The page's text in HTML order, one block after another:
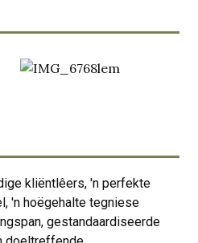
kliëntlêers, 'n perfekte
'n hoëgehalte tegniese
gestandaardiseerde